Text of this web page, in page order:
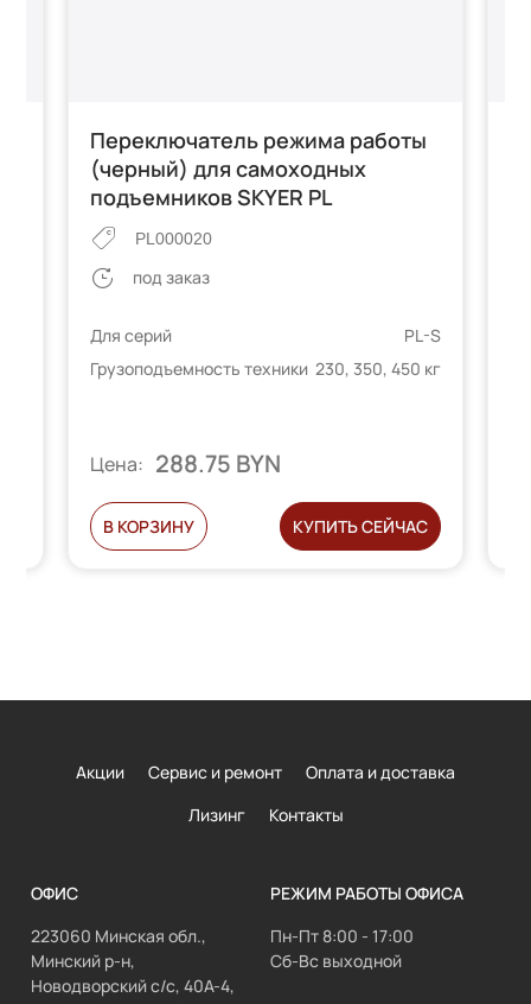
Переключатель режима работы
(черный) для самоходных
подъемников SKYER PL
PL000020
под заказ
Для серий
PL-S
Грузоподъемность техники 230, 350, 450 кг
Цена: 288.75 BYN
В КОРЗИНУ КУПИТЬ СЕЙЧАС
Акции Сервис и ремонт
Оплата и доставка
Лизинг
Контакты
ОФИС
223060 Минская обл.,
Минский р-н,
Новодворский с/с, 40А-4,
РЕЖИМ РАБОТЫ ОФИСА
Пн-Пт 8:00 - 17:00
Сб-Вс выходной